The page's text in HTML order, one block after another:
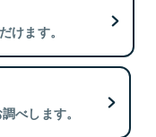
けます。
べします。